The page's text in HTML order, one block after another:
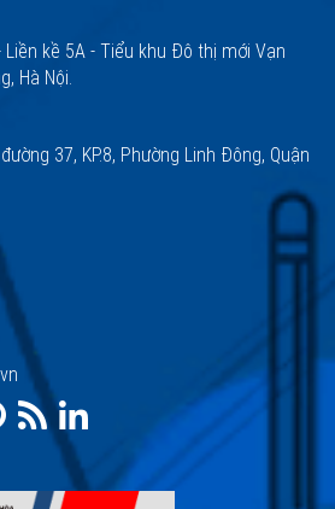
Liền kề 5A - Tiểu khu Đô thị mới Vạn
Hà Nội.
37, KP.8, Phường Linh Đông, Quận